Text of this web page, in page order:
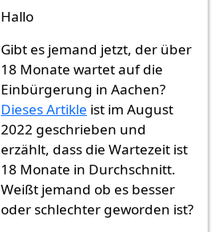
Hallo
Gibt es jemand jetzt, der über
18 Monate wartet auf die
Einbürgerung in Aachen?
Dieses Artikle ist im August
2022 geschrieben und
erzählt, dass die Wartezeit ist
18 Monate in Durchschnitt.
Weißt jemand ob es besser
oder schlechter geworden ist?